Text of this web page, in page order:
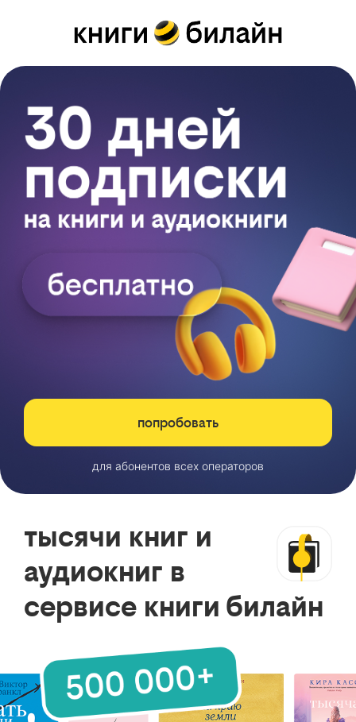
попробовать
для абонентов всех операторов
тысячи книг и
аудиокниг в
сервисе книги билайн